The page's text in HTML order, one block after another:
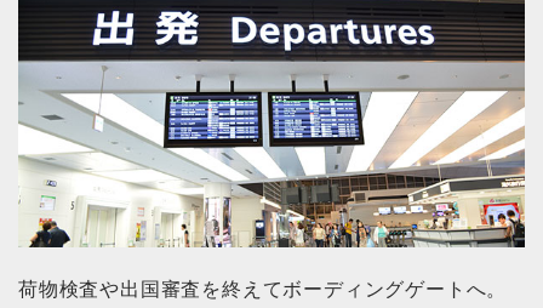
荷物検査や出国審査を終えてボーディングゲートへ。